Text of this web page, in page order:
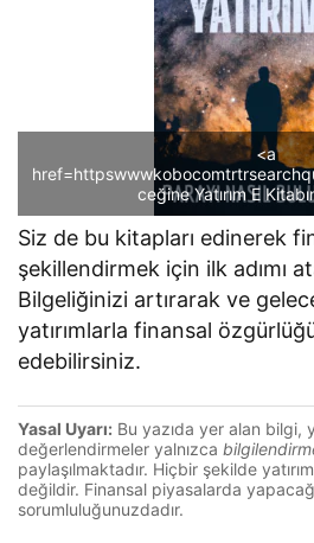
<a
ceğine Yatırım E
Siz de bu kitapları edinerek
şekillendirmek için ilk adımı
Bilgeliğinizi artırarak ve
yatırımlarla finansal
edebilirsiniz.
Yasal Uyarı: Bu yazıda yer alan bilgi,
değerlendirmeler yalnızca
paylaşılmaktadır. Hiçbir şekilde
değildir. Finansal piyasalarda
sorumluluğunuzdadır.